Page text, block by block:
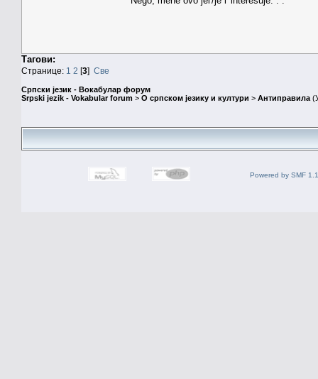
Тагови:
Странице: 1 2 [3] Све
Српски језик - Вокабулар форум
Srpski jezik - Vokabular forum > О српском језику и култури > Антиправила
Powered by SMF